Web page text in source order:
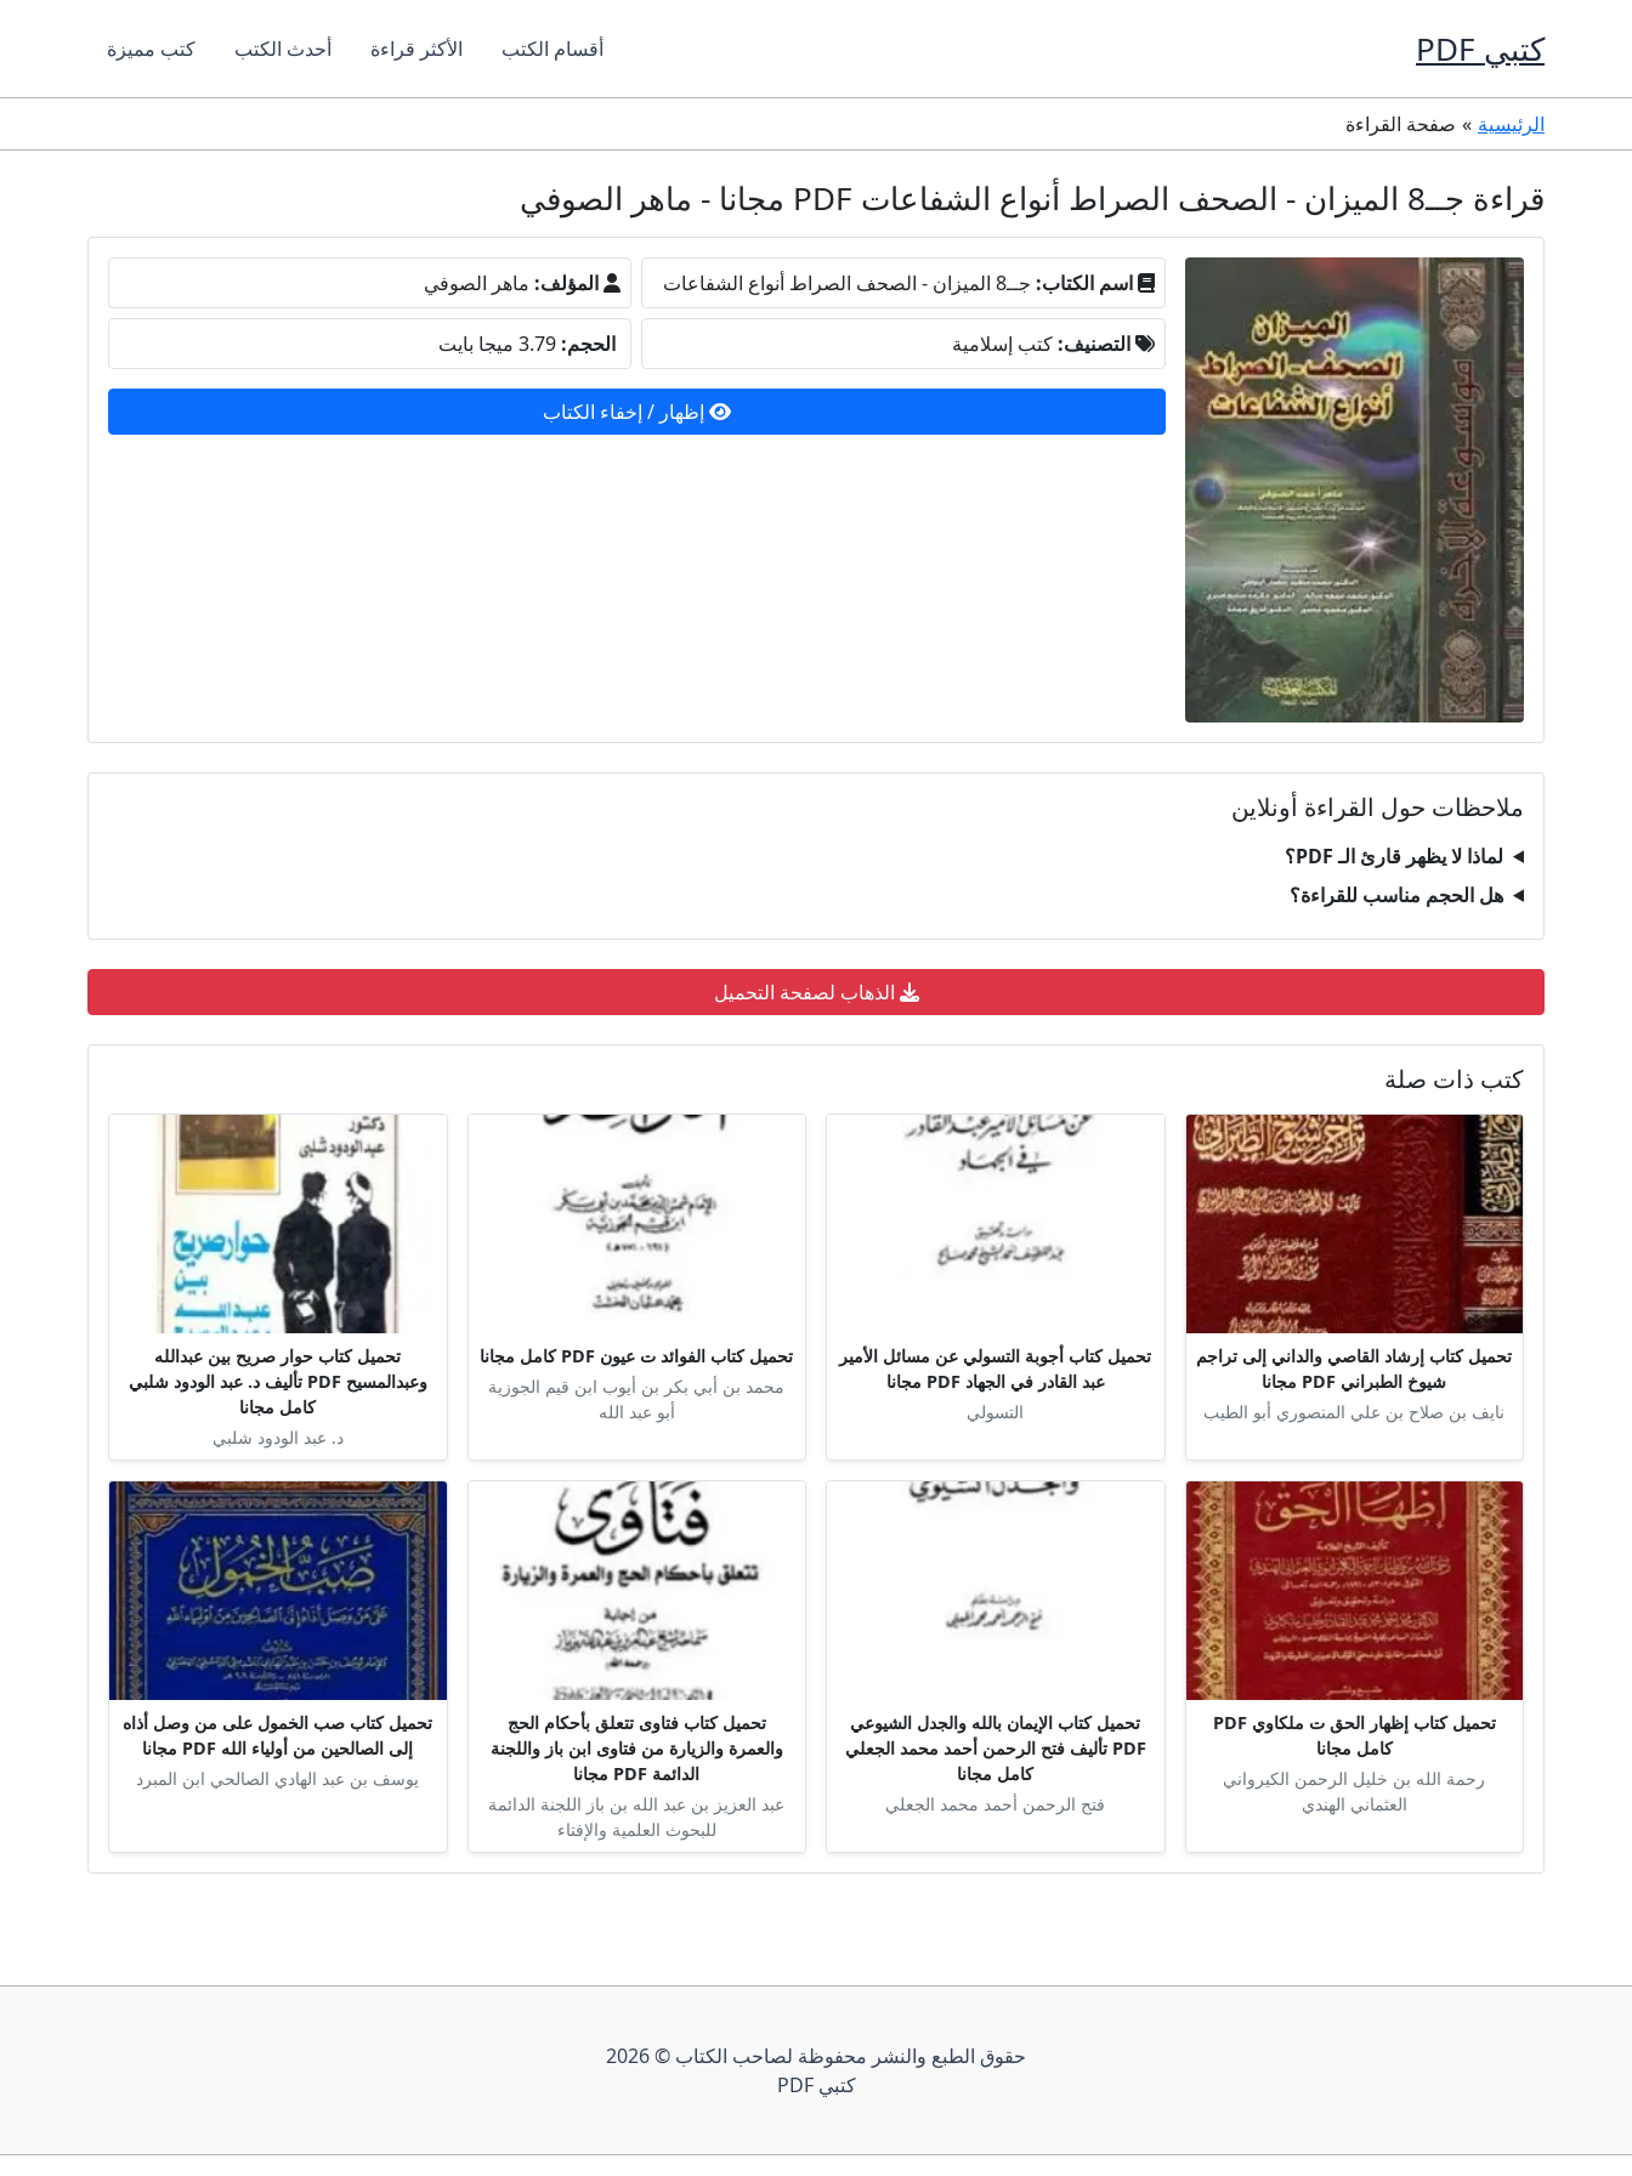
كتبي PDF أقسام الكتب الأكثر قراءة أحدث الكتب كتب مميزة
الرئيسية صفحة القراءة
قراءة جــ8 الميزان - الصحف الصراط أنواع الشفاعات PDF مجانا - ماهر الصوفي
اسم الكتاب: جــ8 الميزان - الصحف الصراط أنواع الشفاعات المؤلف: ماهر الصوفي
التصنيف: كتب إسلامية الحجم:
إظهار / إخفاء الكتاب
ملاحظات حول القراءة أونلاين
لماذا لا يظهر قارئ الـ PDF؟
هل الحجم مناسب للقراءة؟
الذهاب لصفحة التحميل
كتب ذات صلة
تحميل كتاب إرشاد القاصي والداني إلى تراجم
شيوخ الطبراني PDF مجانا
نايف بن صلاح بن علي المنصوري أبو الطيب
تحميل كتاب أجوبة التسولي عن مسائل الأمير
عبد القادر في الجهاد PDF مجانا
التسولي
تحميل كتاب الفوائد ت عيون PDF كامل مجانا
محمد بن أبي بكر بن أيوب ابن قيم الجوزية
أبو عبد الله
تحميل كتاب حوار صريح بين عبدالله
وعبدالمسيح PDF تأليف د. عبد الودود شلبي
كامل مجانا
د. عبد الودود شلبي
تحميل كتاب إظهار الحق ت ملكاوي PDF
كامل مجانا
رحمة الله بن خليل الرحمن الكيرواني
العثماني الهندي
تحميل كتاب الإيمان بالله والجدل الشيوعي
PDF تأليف فتح الرحمن أحمد محمد الجعلي
كامل مجانا
فتح الرحمن أحمد محمد الجعلي
تحميل كتاب فتاوى تتعلق بأحكام الحج
والعمرة والزيارة من فتاوى ابن باز واللجنة
الدائمة PDF مجانا
عبد العزيز بن عبد الله بن باز اللجنة الدائمة
للبحوث العلمية والإفتاء
تحميل كتاب صب الخمول على من وصل أذاه
إلى الصالحين من أولياء الله PDF مجانا
يوسف بن عبد الهادي الصالحي ابن المبرد
حقوق الطبع والنشر محفوظة لصاحب الكتاب © 2026
كتبي PDF